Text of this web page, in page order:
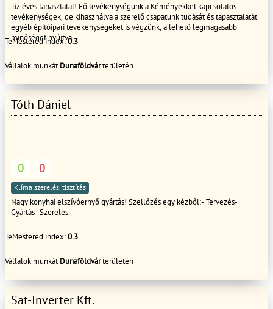
Tíz éves tapasztalat! Fő tevékenységünk a Kéményekkel kapcsolatos
tevékenységek, de kihasználva a szerelő csapatunk tudását és tapasztalatát
egyéb építőipari tevékenységeket is végzünk, a lehető legmagasabb
minőséget nyújtva.
TeMestered index:0.3
Vállalok munkátDunaföldvárterületén
Tóth Dániel
0 0
Klíma szerelés, tisztítás
Nagy konyhai elszívóernyő gyártás! Szellőzés egy kézből:- Tervezés-
Gyártás- Szerelés
TeMestered index:0.3
Vállalok munkátDunaföldvárterületén
Sat-Inverter Kft.